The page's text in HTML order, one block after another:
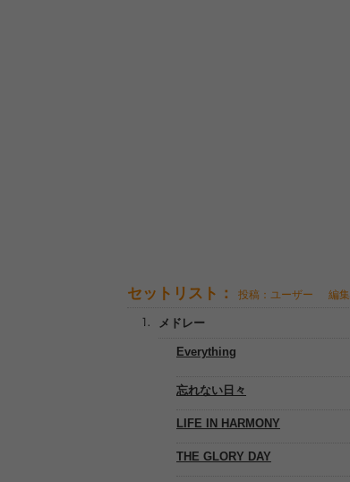
セットリスト： 投稿：ユーザー 編
メドレー
Everything
忘れない日々
LIFE IN HARMONY
THE GLORY DAY